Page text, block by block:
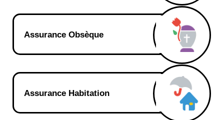
Assurance Obsèque
Assurance Habitation